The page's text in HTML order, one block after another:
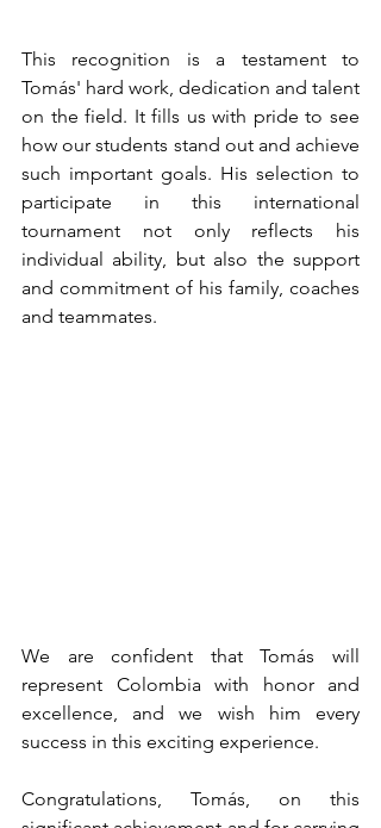
This recognition is a testament to
Tomás' hard work, dedication and talent
on the field. It fills us with pride to see
how our students stand out and achieve
such important goals. His selection to
participate in this international
tournament not only reflects his
individual ability, but also the support
and commitment of his family, coaches
and teammates.
We are confident that Tomás will
represent Colombia with honor and
excellence, and we wish him every
success in this exciting experience.
Congratulations, Tomás, on this